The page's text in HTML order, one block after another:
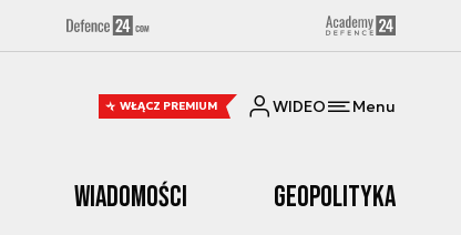
WŁĄCZ PREMIUM WIDEO Menu
Wiadomości Geopolityka